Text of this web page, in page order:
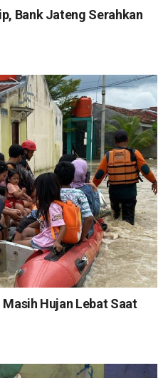
Bank Jateng Serahkan
Hujan Lebat Saat